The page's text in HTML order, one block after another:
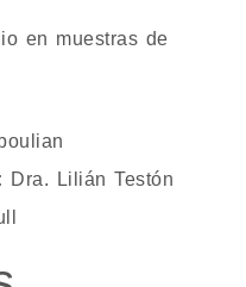
en muestras de
Dra. Lilián Testón